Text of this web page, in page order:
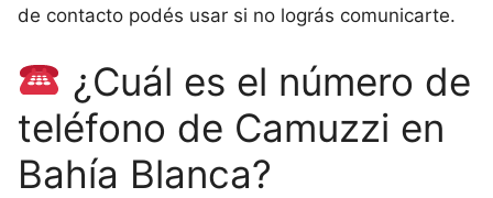
de contacto podés usar si no lográs comunicarte.
¿Cuál es el número de
teléfono de Camuzzi en
Bahía Blanca?